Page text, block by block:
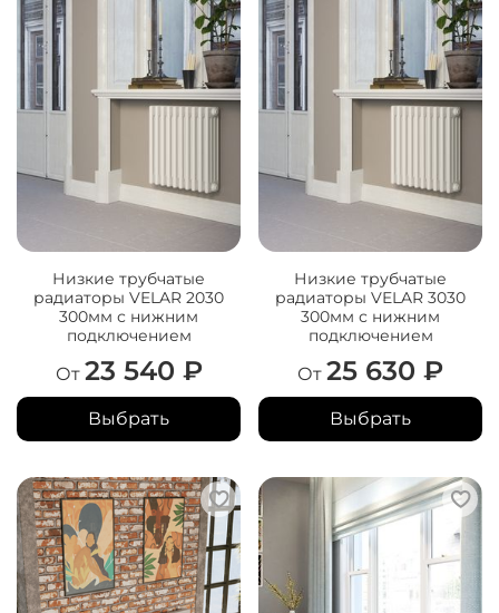
Низкие трубчатые
радиаторы VELAR 2030
300мм с нижним
подключением
От 23 540 ₽
Выбрать
Низкие трубчатые
радиаторы VELAR 3030
300мм с нижним
подключением
От 25 630 ₽
Выбрать